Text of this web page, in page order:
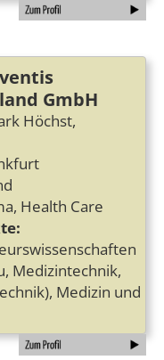
GmbH
Höchst,
Health Care
Medizintechnik,
Medizin und